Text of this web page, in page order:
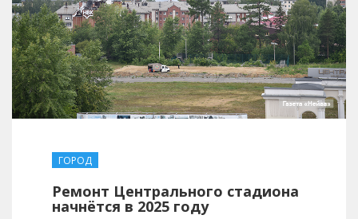
ГОРОД
Ремонт Центрального стадиона
начнётся в 2025 году